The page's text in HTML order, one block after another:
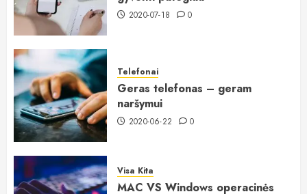
2020-07-18 0
Telefonai
Geras telefonas – geram
naršymui
2020-06-22 0
Visa Kita
MAC VS Windows operacinės